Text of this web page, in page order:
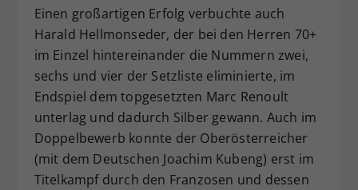
Einen großartigen Erfolg verbuchte auch
Harald Hellmonseder, der bei den Herren 70+
im Einzel hintereinander die Nummern zwei,
sechs und vier der Setzliste eliminierte, im
Endspiel dem topgesetzten Marc Renoult
unterlag und dadurch Silber gewann. Auch im
Doppelbewerb konnte der Oberösterreicher
(mit dem Deutschen Joachim Kubeng) erst im
Titelkampf durch den Franzosen und dessen